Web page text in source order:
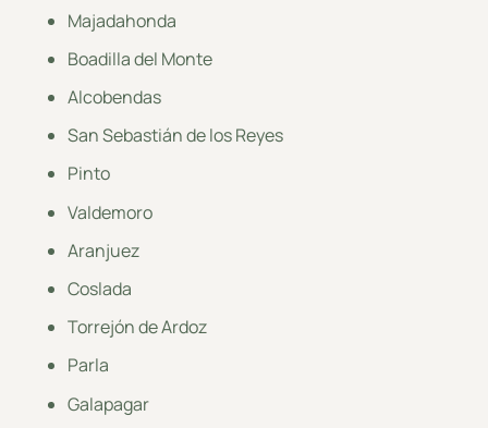
Majadahonda
Boadilla del Monte
Alcobendas
San Sebastián de los Reyes
Pinto
Valdemoro
Aranjuez
Coslada
Torrejón de Ardoz
Parla
Galapagar